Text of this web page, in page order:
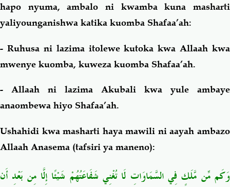
hapo nyuma, ambalo ni kwamba kuna masharti
yaliyounganishwa katika kuomba Shafaa’ah:
- Ruhusa ni lazima itolewe kutoka kwa Allaah kwa
mwenye kuomba, kuweza kuomba Shafaa’ah.
- Allaah ni lazima Akubali kwa yule ambaye
anaombewa hiyo Shafaa’ah.
Ushahidi kwa masharti haya mawili ni aayah ambazo
Allaah Anasema (tafsiri ya maneno):
وَكَم مِّن مَّلَكٍ فِي السَّمَاوَاتِ لَا تُغْنِي شَفَاعَتُهُمْ شَيْئًا إِلَّا مِن بَعْدِ أَن